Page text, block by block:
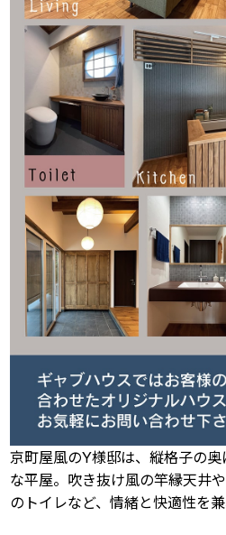
京町屋風のY様邸は、縦格子の
な平屋。吹き抜け風の竿縁天井
のトイレなど、情緒と快適性を